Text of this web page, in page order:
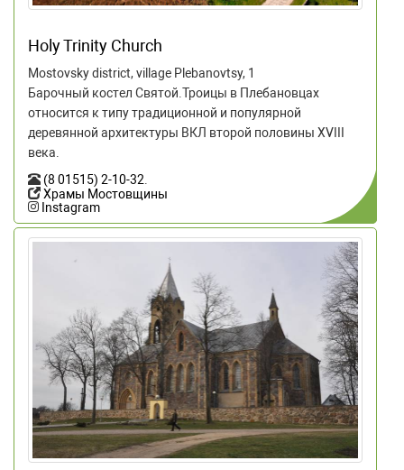
Holy Trinity Church
Mostovsky district, village Plebanovtsy, 1
Барочный костел Святой.Троицы в Плебановцах
относится к типу традиционной и популярной
деревянной архитектуры ВКЛ второй половины ХVIII
века.
(8 01515) 2-10-32.
Храмы Мостовщины
Instagram